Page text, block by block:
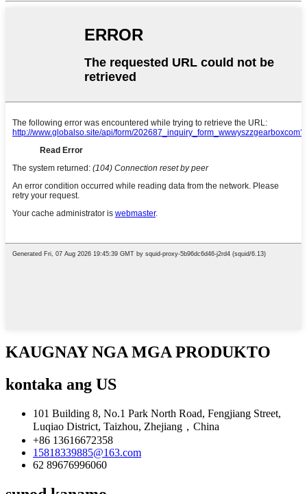
KAUGNAY NGA MGA PRODUKTO
kontaka ang US
101 Building 8, No.1 Park North Road, Fengjiang Street,
Luqiao District, Taizhou, Zhejiang，China
+86 13616672358
15818339885@163.com
62 89676996060